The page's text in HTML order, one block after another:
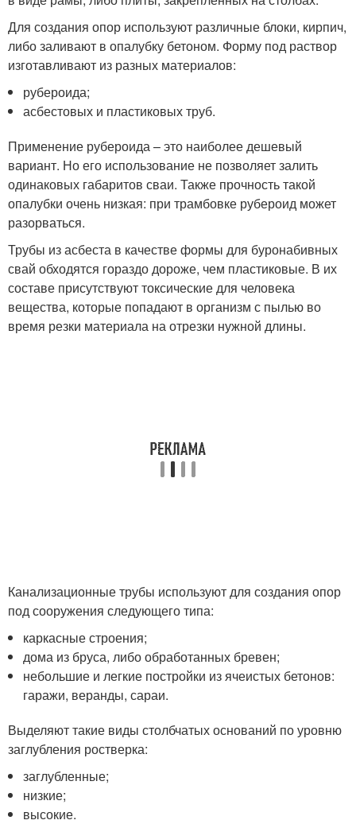
Для создания опор используют различные блоки, кирпич,
либо заливают в опалубку бетоном. Форму под раствор
изготавливают из разных материалов:
рубероида;
асбестовых и пластиковых труб.
Применение рубероида – это наиболее дешевый
вариант. Но его использование не позволяет залить
одинаковых габаритов сваи. Также прочность такой
опалубки очень низкая: при трамбовке рубероид может
разорваться.
Трубы из асбеста в качестве формы для буронабивных
свай обходятся гораздо дороже, чем пластиковые. В их
составе присутствуют токсические для человека
вещества, которые попадают в организм с пылью во
время резки материала на отрезки нужной длины.
Канализационные трубы используют для создания опор
под сооружения следующего типа:
каркасные строения;
дома из бруса, либо обработанных бревен;
небольшие и легкие постройки из ячеистых бетонов:
гаражи, веранды, сараи.
Выделяют такие виды столбчатых оснований по уровню
заглубления ростверка:
заглубленные;
низкие;
высокие.